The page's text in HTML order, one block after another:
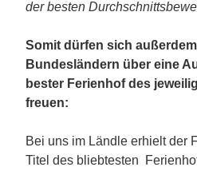
der besten
Somit dürfen sich
Bundesländern über eine
bester Ferienhof des
freuen:
Bei uns im Ländle erhielt der
Titel des bliebtesten